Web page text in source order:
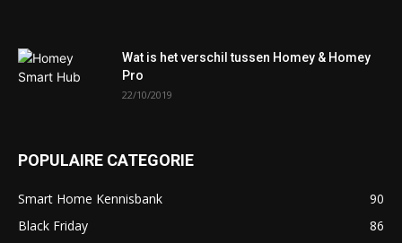
Wat is het verschil tussen Homey & Homey
Pro
22/10/2019
POPULAIRE CATEGORIE
Smart Home Kennisbank
90
Black Friday
86